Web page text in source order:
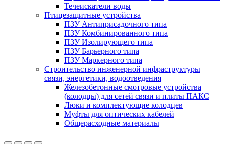
Течеискатели воды
Птицезащитные устройства
ПЗУ Антиприсадочного типа
ПЗУ Комбинированного типа
ПЗУ Изолирующего типа
ПЗУ Барьерного типа
ПЗУ Маркерного типа
Строительство инженерной инфраструктуры
связи, энергетики, водоотведения
Железобетонные смотровые устройства
(колодцы) для сетей связи и плиты ПАКС
Люки и комплектующие колодцев
Муфты для оптических кабелей
Общерасходные материалы